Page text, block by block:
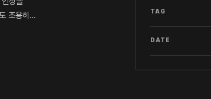
조용히…
TAG
DATE